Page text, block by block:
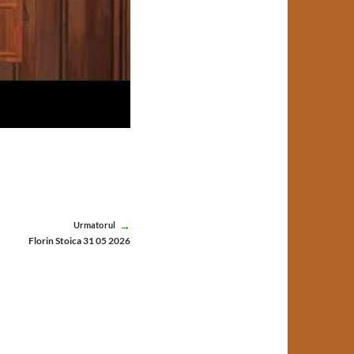
Urmatorul
Florin Stoica 31 05 2026